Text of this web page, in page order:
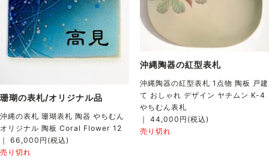
珊瑚の表札/オリジナル品
沖縄の表札 珊瑚表札 陶器 やちむん
オリジナル 陶板 Coral Flower 12
｜ 66,000円(税込)
売り切れ
沖縄陶器の紅型表札
沖縄陶器の紅型表札 1点物 陶板 戸建
て おしゃれ デザイン ヤチムン K-4
やちむん表札
｜ 44,000円(税込)
売り切れ